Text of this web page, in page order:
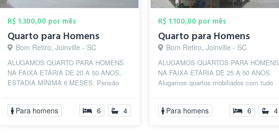
R$ 1.300,00 por mês
Quarto para Homens
Bom Retiro, Joinville - SC
ALUGAMOS QUARTO PARA HOMENS
NA FAIXA ETÁRIA DE 20 A 50 ANOS.
ESTADIA MÍNIMA 6 MESES. Pensão
mestrando ou dou...
Para homens 6 4
R$ 1.100,00 por mês
Quarto para Homens
Bom Retiro, Joinville - SC
ALUGAMOS QUARTOS PARA HOMENS
NA FAIXA ETÁRIA DE 25 A 50 ANOS.
Alugamos quartos mobiliados com tudo
que pensa e...
Para homens 6 4